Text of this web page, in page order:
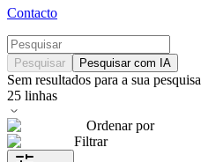
Contacto
Pesquisar Pesquisar com IA
Sem resultados para a sua pesquisa
25 linhas
Ordenar por
Filtrar